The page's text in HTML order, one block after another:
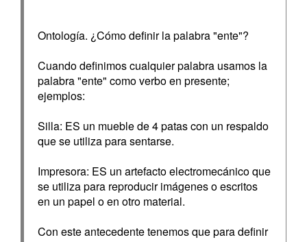
Ontología. ¿Cómo definir la palabra "ente"?
Cuando definimos cualquier palabra usamos la
palabra "ente" como verbo en presente;
ejemplos:
Silla: ES un mueble de 4 patas con un respaldo
que se utiliza para sentarse.
Impresora: ES un artefacto electromecánico que
se utiliza para reproducir imágenes o escritos
en un papel o en otro material.
Con este antecedente tenemos que para definir